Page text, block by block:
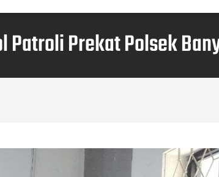
Patroli Prekat Polsek